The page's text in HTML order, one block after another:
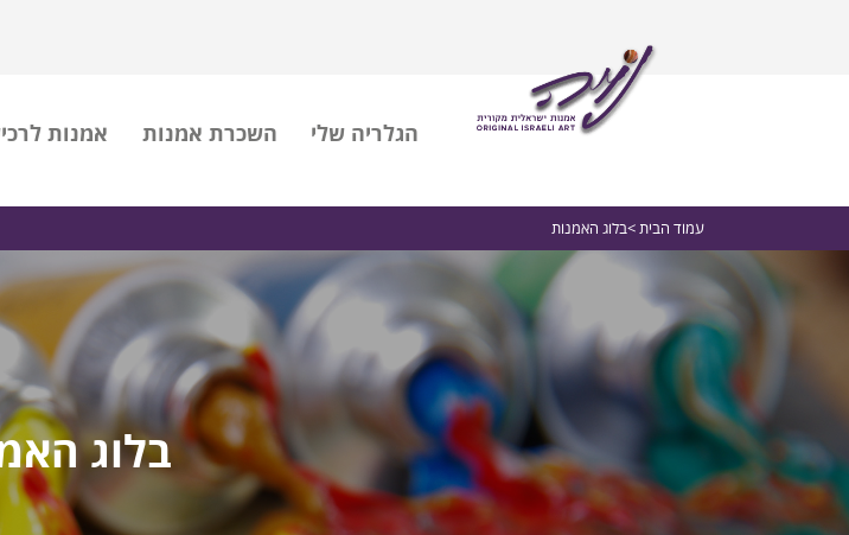
הגלריה שלי השכרת אמנות אמנות
עמוד הבית >בלוג האמנות
בלוג